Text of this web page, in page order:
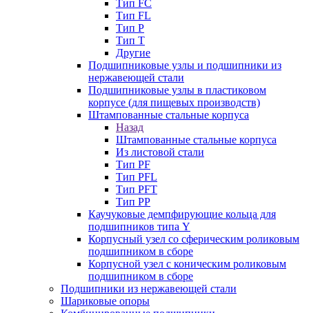
Тип FC
Тип FL
Тип P
Тип T
Другие
Подшипниковые узлы и подшипники из
нержавеющей стали
Подшипниковые узлы в пластиковом
корпусе (для пищевых производств)
Штампованные стальные корпуса
Назад
Штампованные стальные корпуса
Из листовой стали
Тип PF
Тип PFL
Тип PFT
Тип PP
Каучуковые демпфирующие кольца для
подшипников типа Y
Корпусный узел со сферическим роликовым
подшипником в сборе
Корпусной узел с коническим роликовым
подшипником в сборе
Подшипники из нержавеющей стали
Шариковые опоры